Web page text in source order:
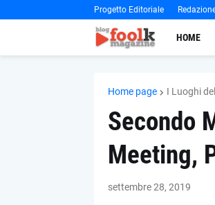
Progetto Editoriale
HOME
Home page I Luoghi
Secondo
Meeting,
settembre 28, 2019